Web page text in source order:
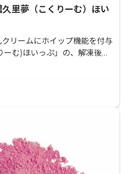
久里夢（こくりーむ）ほい
リームにホイップ機能を付与
ーむ)ほいっぷ」の、解凍後そ